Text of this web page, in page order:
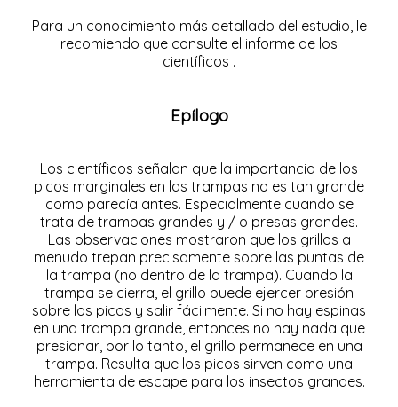
Para un conocimiento más detallado del estudio, le
recomiendo que consulte el informe de los
científicos .
Epílogo
Los científicos señalan que la importancia de los
picos marginales en las trampas no es tan grande
como parecía antes. Especialmente cuando se
trata de trampas grandes y / o presas grandes.
Las observaciones mostraron que los grillos a
menudo trepan precisamente sobre las puntas de
la trampa (no dentro de la trampa). Cuando la
trampa se cierra, el grillo puede ejercer presión
sobre los picos y salir fácilmente. Si no hay espinas
en una trampa grande, entonces no hay nada que
presionar, por lo tanto, el grillo permanece en una
trampa. Resulta que los picos sirven como una
herramienta de escape para los insectos grandes.